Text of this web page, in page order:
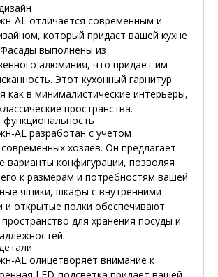
AL отличается современным и
который придаст вашей кухне
выполнены из
алюминия, что придает им
Этот кухонный гарнитур
как в минималистические интерьеры,
пространства.
AL разработан с учетом
хозяев. Он предлагает
варианты конфигурации, позволяя
к размерам и потребностям вашей
ящики, шкафы с внутренними
и открытые полки обеспечивают
для хранения посуды и
AL олицетворяет внимание к
LED-подсветка придает вашей